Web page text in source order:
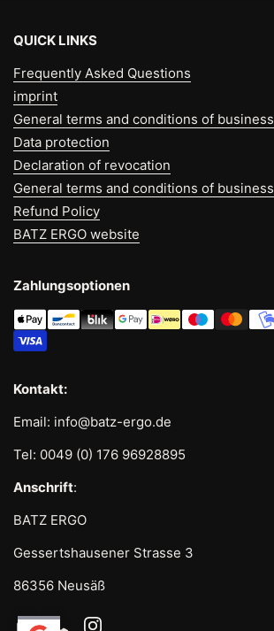
QUICK LINKS
Frequently Asked Questions
imprint
General terms and conditions of business
Data protection
Declaration of revocation
General terms and conditions of business
Refund Policy
BATZ ERGO website
Zahlungsoptionen
Kontakt:
Email: info@batz-ergo.de
Tel: 0049 (0) 176 96928895
Anschrift:
BATZ ERGO
Gessertshausener Strasse 3
86356 Neusäß